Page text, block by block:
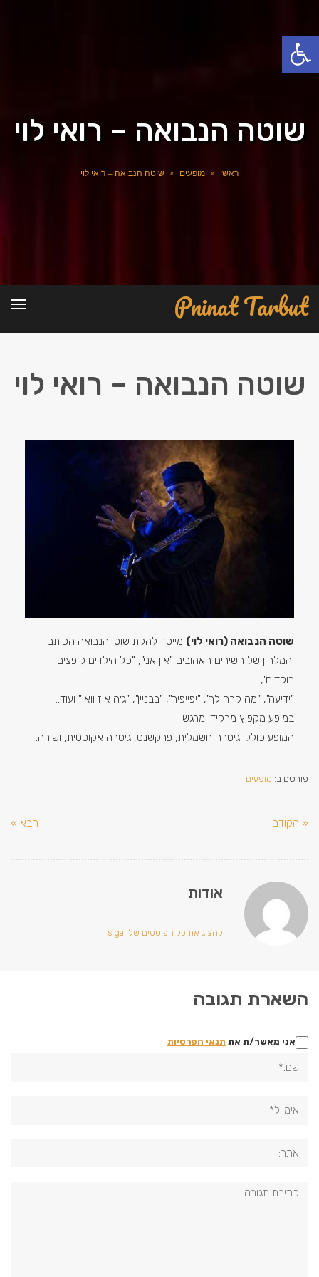
פתח סרגל נגישות
שוטה הנבואה – רואי לוי
ראשי » מופעים » שוטה הנבואה – רואי לוי
Pninat Tarbut
שוטה הנבואה – רואי לוי
שוטה הנבואה (רואי לוי) מייסד להקת שוטי הנבואה הכותב
והמלחין של השירים האהובים "אין אני", "כל הילדים קופצים
רוקדים",
"‏ידיעה", "מה קרה לך", "יפייפיה", "בבניין", "ג׳ה איז וואן" ועוד..
במופע מקפיץ מרקיד ומרגש
‏המופע כולל: גיטרה חשמלית, פרקשנס, גיטרה אקוסטית, ושירה.
פורסם ב: מופעים
« הקודם הבא »
אודות
להציג את כל הפוסטים של sigal
השארת תגובה
אני מאשר/ת את תנאי הפרטיות